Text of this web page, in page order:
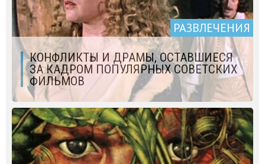
РАЗВЛЕЧЕНИЯ
КОНФЛИКТЫ И ДРАМЫ, ОСТАВШИЕСЯ
ЗА КАДРОМ ПОПУЛЯРНЫХ СОВЕТСКИХ
ФИЛЬМОВ